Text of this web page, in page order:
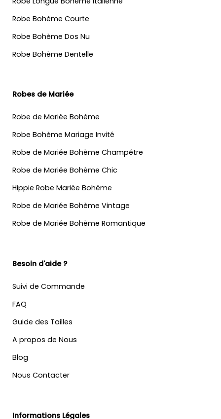
Robe Bohème Courte
Robe Bohème Dos Nu
Robe Bohème Dentelle
Robes de Mariée
Robe de Mariée Bohème
Robe Bohème Mariage Invité
Robe de Mariée Bohème Champêtre
Robe de Mariée Bohème Chic
Hippie Robe Mariée Bohème
Robe de Mariée Bohème Vintage
Robe de Mariée Bohème Romantique
Besoin d'aide ?
Suivi de Commande
FAQ
Guide des Tailles
A propos de Nous
Blog
Nous Contacter
Informations Légales